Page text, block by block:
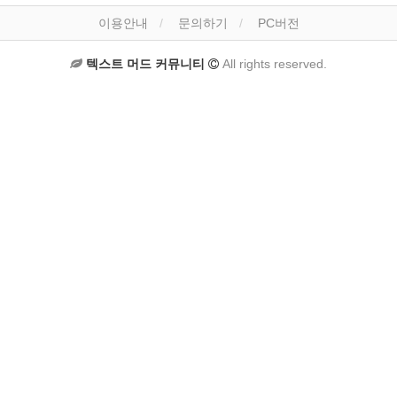
이용안내 문의하기 PC버전
텍스트 머드 커뮤니티 All rights reserved.